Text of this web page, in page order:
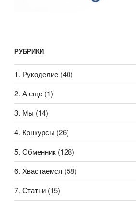
РУБРИКИ
1. Рукоделие (40)
2. А еще (1)
3. Мы (14)
4. Конкурсы (26)
5. Обменник (128)
6. Хвастаемся (58)
7. Статьи (15)